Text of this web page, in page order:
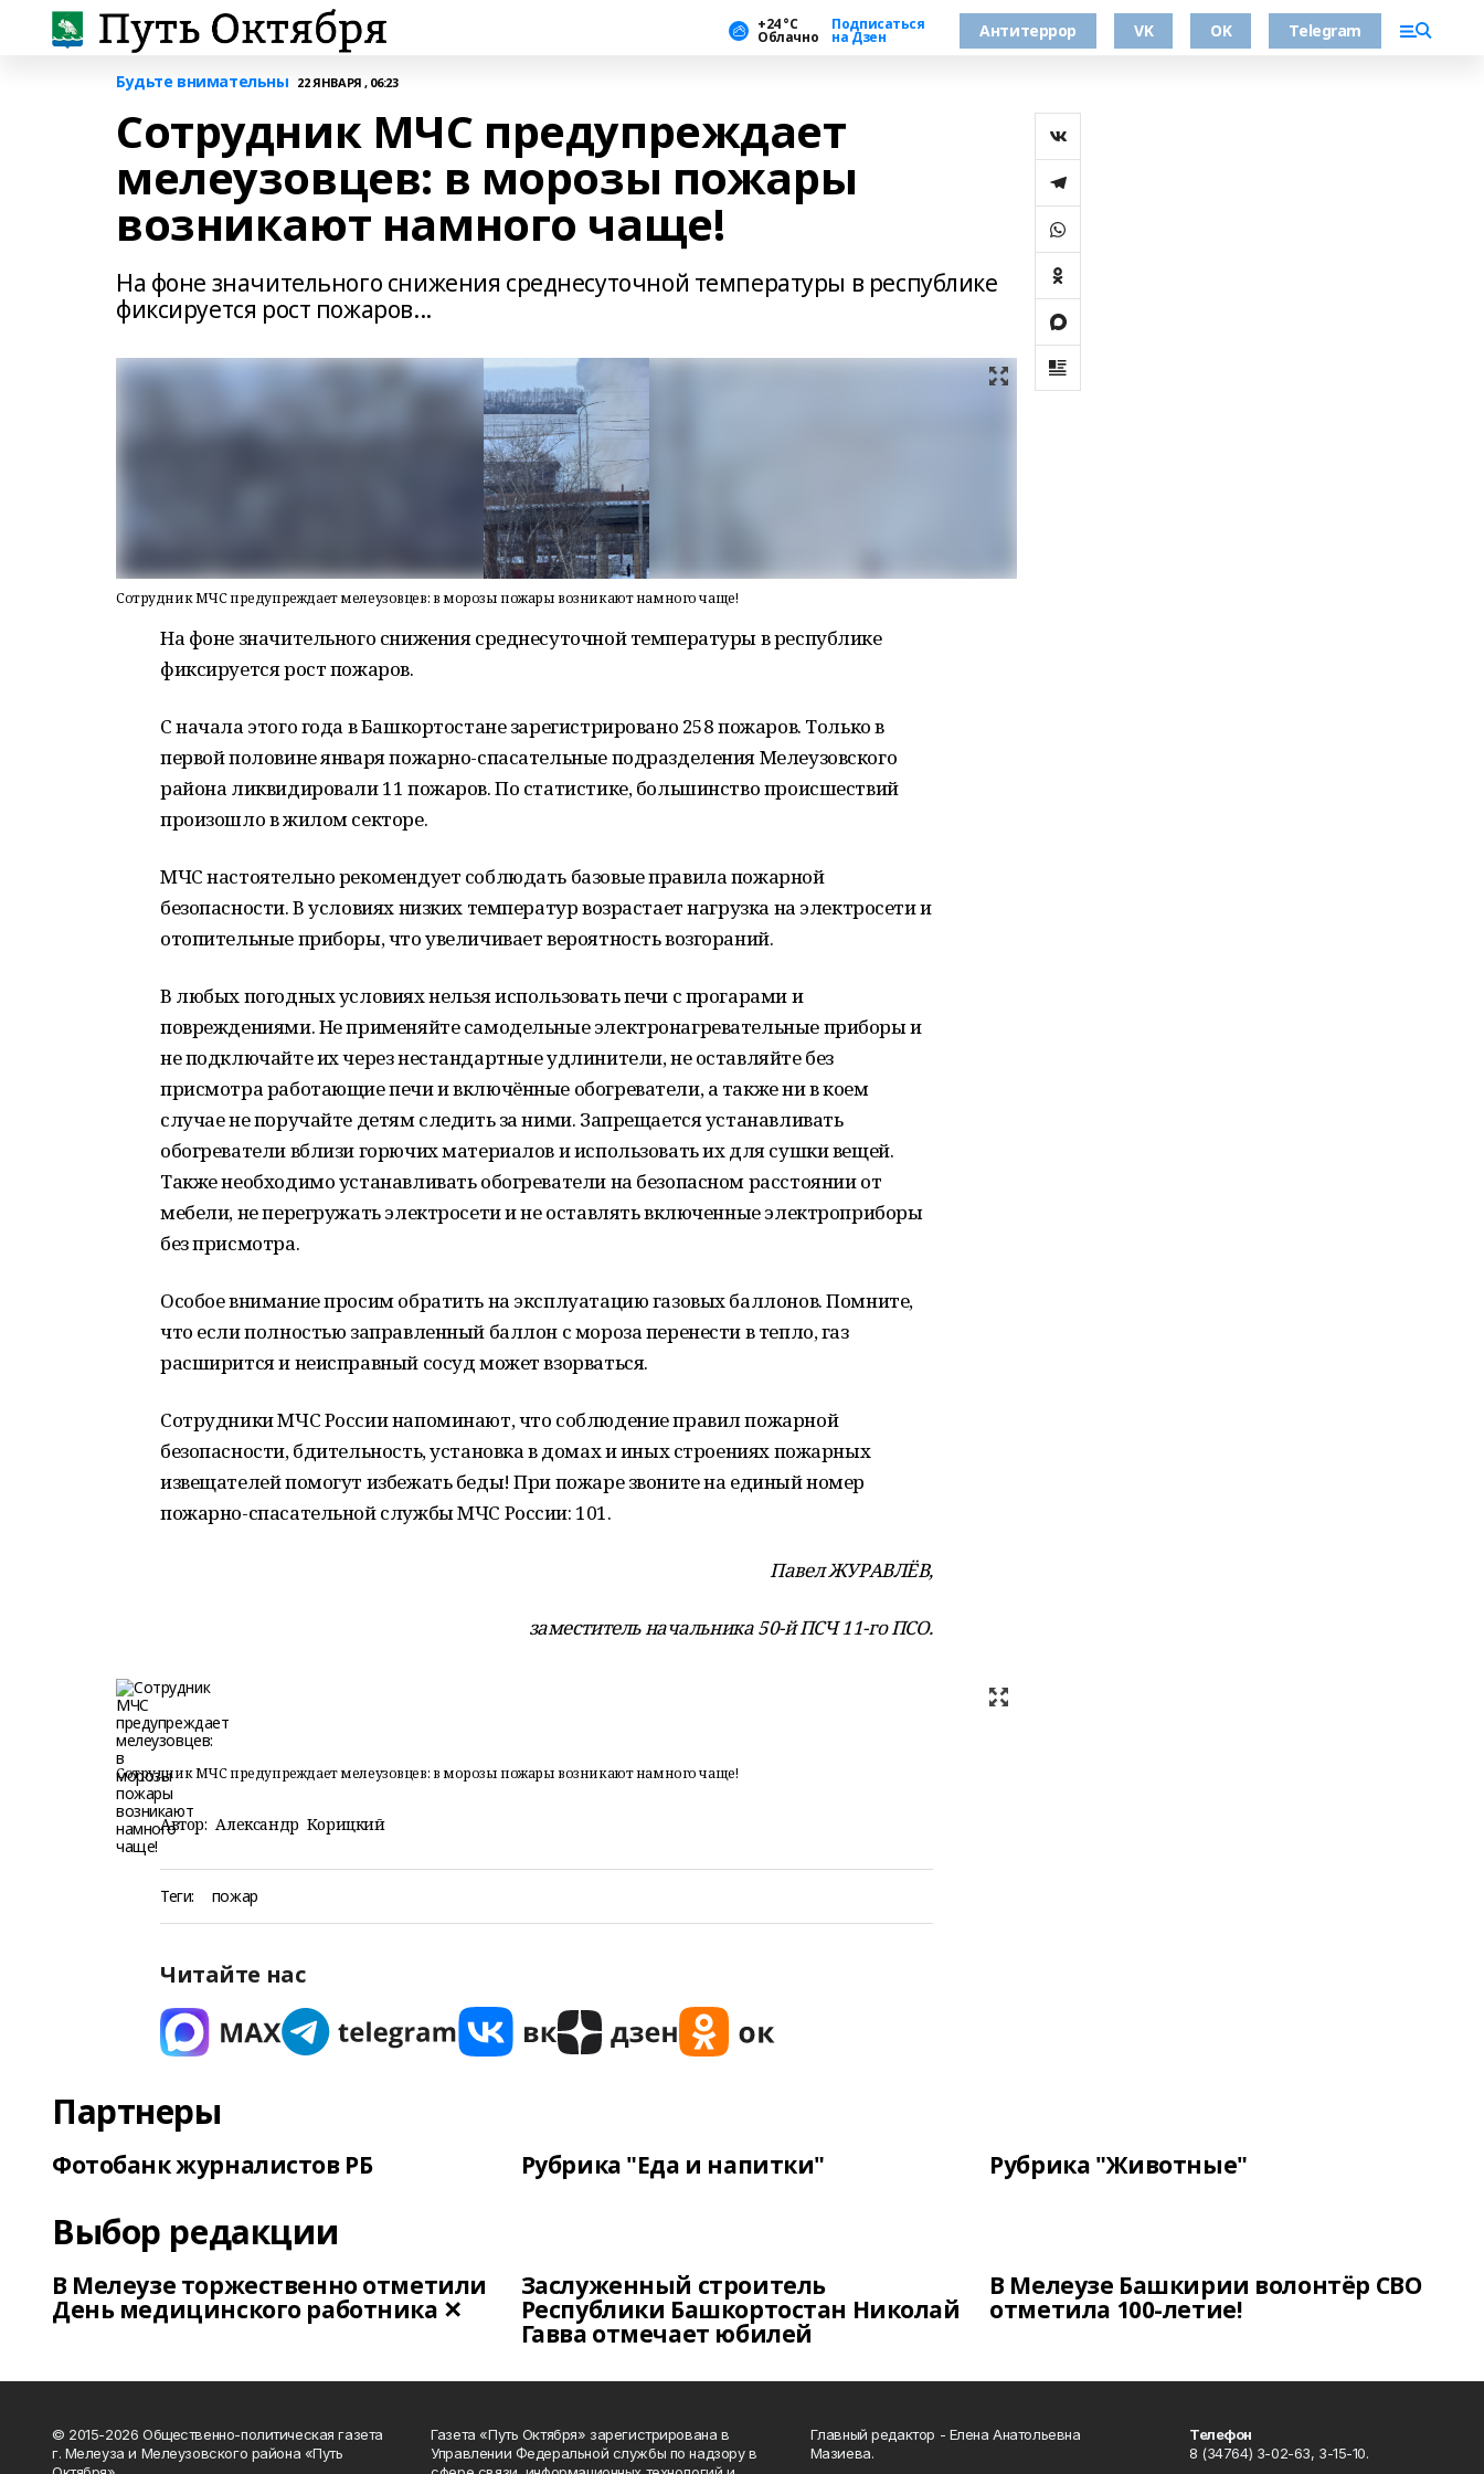
+24 °С
Облачно
Подписаться
на Дзен Антитеррор VK OK Telegram
Будьте внимательны 22 ЯНВАРЯ , 06:23
Сотрудник МЧС предупреждает
мелеузовцев: в морозы пожары
возникают намного чаще!
На фоне значительного снижения среднесуточной температуры в республике
фиксируется рост пожаров...
Сотрудник МЧС предупреждает мелеузовцев: в морозы пожары возникают намного чаще!
На фоне значительного снижения среднесуточной температуры в республике
фиксируется рост пожаров.
С начала этого года в Башкортостане зарегистрировано 258 пожаров. Только в
первой половине января пожарно-спасательные подразделения Мелеузовского
района ликвидировали 11 пожаров. По статистике, большинство происшествий
произошло в жилом секторе.
МЧС настоятельно рекомендует соблюдать базовые правила пожарной
безопасности. В условиях низких температур возрастает нагрузка на электросети и
отопительные приборы, что увеличивает вероятность возгораний.
В любых погодных условиях нельзя использовать печи с прогарами и
повреждениями. Не применяйте самодельные электронагревательные приборы и
не подключайте их через нестандартные удлинители, не оставляйте без
присмотра работающие печи и включённые обогреватели, а также ни в коем
случае не поручайте детям следить за ними. Запрещается устанавливать
обогреватели вблизи горючих материалов и использовать их для сушки вещей.
Также необходимо устанавливать обогреватели на безопасном расстоянии от
мебели, не перегружать электросети и не оставлять включенные электроприборы
без присмотра.
Особое внимание просим обратить на эксплуатацию газовых баллонов. Помните,
что если полностью заправленный баллон с мороза перенести в тепло, газ
расширится и неисправный сосуд может взорваться.
Сотрудники МЧС России напоминают, что соблюдение правил пожарной
безопасности, бдительность, установка в домах и иных строениях пожарных
извещателей помогут избежать беды! При пожаре звоните на единый номер
пожарно-спасательной службы МЧС России: 101.
Павел ЖУРАВЛЁВ,
заместитель начальника 50-й ПСЧ 11-го ПСО.
Сотрудник МЧС предупреждает мелеузовцев: в морозы пожары возникают намного чаще!
Автор: Александр Корицкий
Теги: пожар
Читайте нас
Партнеры
Фотобанк журналистов РБ Рубрика "Еда и напитки" Рубрика "Животные"
Выбор редакции
В Мелеузе торжественно отметили
День медицинского работника ✕
Заслуженный строитель
Республики Башкортостан Николай
Гавва отмечает юбилей
В Мелеузе Башкирии волонтёр СВО
отметила 100-летие!
© 2015-2026 Общественно-политическая газета
г. Мелеуза и Мелеузовского района «Путь
Газета «Путь Октября» зарегистрирована в
Управлении Федеральной службы по надзору в
Главный редактор - Елена Анатольевна
Мазиева.
Телефон
8 (34764) 3-02-63, 3-15-10.